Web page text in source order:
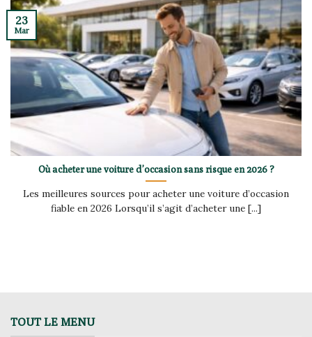
Où acheter une voiture d’occasion sans risque en 2026 ?
Les meilleures sources pour acheter une voiture d’occasion
fiable en 2026 Lorsqu’il s’agit d’acheter une [...]
23
Mar
TOUT LE MENU